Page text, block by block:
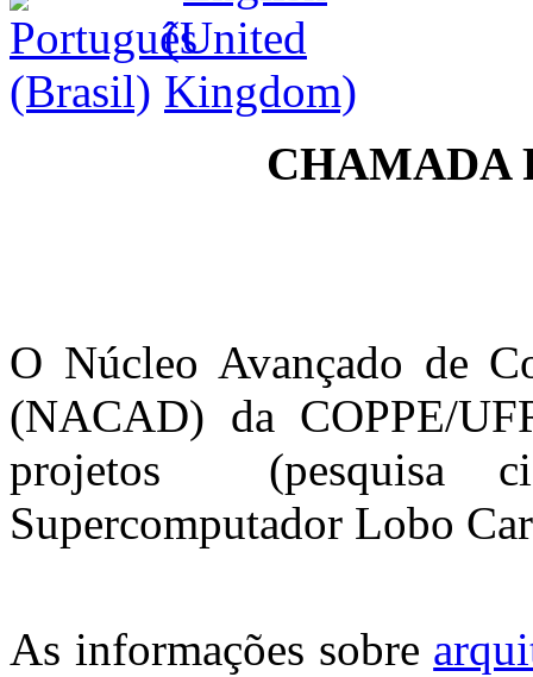
CHAMADA
O Núcleo Avançado de
(NACAD) da COPPE/
projetos (pesquisa
Supercomputador Lobo
As informações sobre